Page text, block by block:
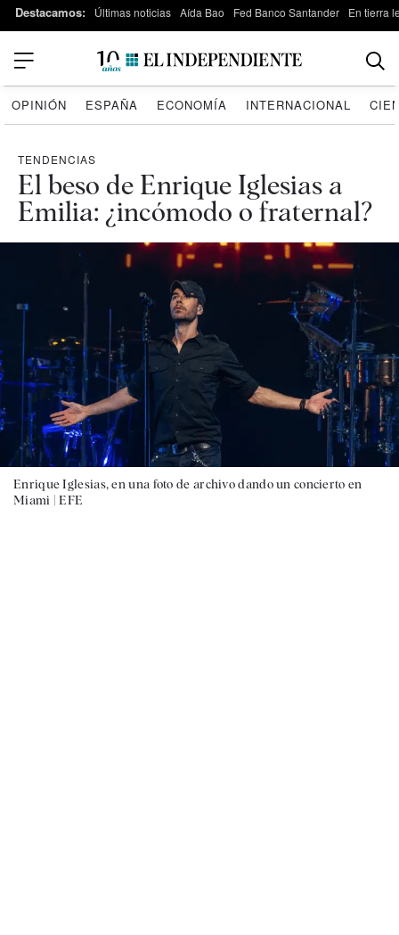
Destacamos: Últimas noticias Aída Bao Fed Banco Santander En tierra
OPINIÓN ESPAÑA ECONOMÍA INTERNACIONAL
TENDENCIAS
El beso de Enrique Iglesias a
Emilia: ¿incómodo o fraternal?
Enrique Iglesias, en una foto de archivo dando un concierto en
Miami |EFE